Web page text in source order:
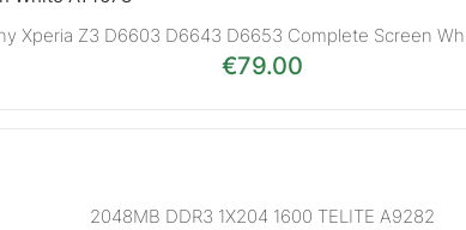
Xperia Z3 D6603 D6643 D6653 Complete Screen
€79.00
2048MB DDR3 1X204 1600 TELITE A9282